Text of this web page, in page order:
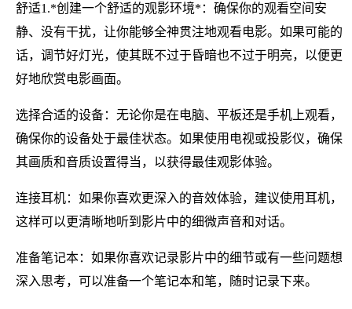
舒适1.*创建一个舒适的观影环境*：确保你的观看空间安
静、没有干扰，让你能够全神贯注地观看电影。如果可能的
话，调节好灯光，使其既不过于昏暗也不过于明亮，以便更
好地欣赏电影画面。
选择合适的设备：无论你是在电脑、平板还是手机上观看，
确保你的设备处于最佳状态。如果使用电视或投影仪，确保
其画质和音质设置得当，以获得最佳观影体验。
连接耳机：如果你喜欢更深入的音效体验，建议使用耳机，
这样可以更清晰地听到影片中的细微声音和对话。
准备笔记本：如果你喜欢记录影片中的细节或有一些问题想
深入思考，可以准备一个笔记本和笔，随时记录下来。